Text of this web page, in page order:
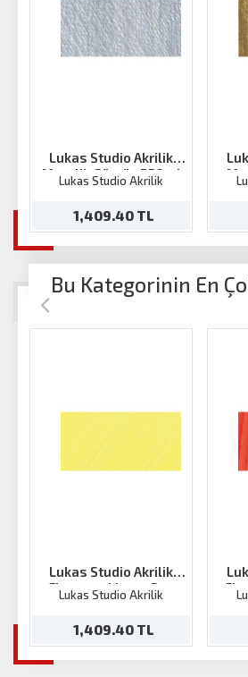
Lukas Studio Akrilik
Metalik Gümüş 250ml
Lukas Studio Akrilik
1,409.40 TL
Bu Kategorinin En
Lukas Studio Akrilik
Florasan Limon Sarı
250ml
Lukas Studio Akrilik
1,409.40 TL